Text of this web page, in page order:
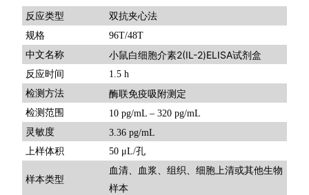
反应类型 双抗夹心法
规格
96T/48T
中文名称
小鼠白细胞介素2(IL-2)ELISA试剂盒
反应时间
1.5 h
检测方法
酶联免疫吸附测定
检测范围
10 pg/mL – 320 pg/mL
灵敏度
3.36 pg/mL
上样体积
50 μL/孔
样本类型
血清、血浆、组织、细胞上清或其他生物
样本